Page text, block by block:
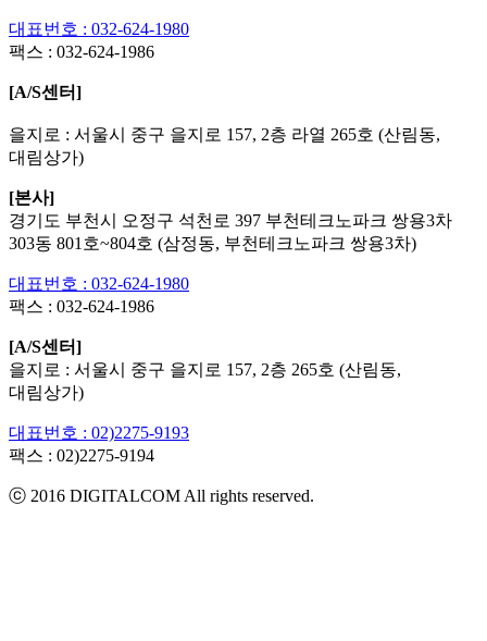
대표번호 : 032-624-1980
팩스 : 032-624-1986
[A/S센터]
을지로 : 서울시 중구 을지로 157, 2층 라열 265호 (산림동,
대림상가)
[본사]
경기도 부천시 오정구 석천로 397 부천테크노파크 쌍용3차
303동 801호~804호 (삼정동, 부천테크노파크 쌍용3차)
대표번호 : 032-624-1980
팩스 : 032-624-1986
[A/S센터]
을지로 : 서울시 중구 을지로 157, 2층 265호 (산림동,
대림상가)
대표번호 : 02)2275-9193
팩스 : 02)2275-9194​
ⓒ 2016 DIGITALCOM All rights reserved.